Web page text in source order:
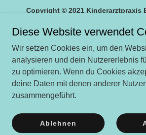
Copyright © 2021 Kinderarztpraxis
Kinderarztpraxis
Impressum
Diese Website verwendet
Wir setzen Cookies ein, um den
analysieren und dein Nutzererlebnis
zu optimieren. Wenn du Cookies
deine Daten mit denen anderer Nutzer
zusammengeführt.
Ablehnen